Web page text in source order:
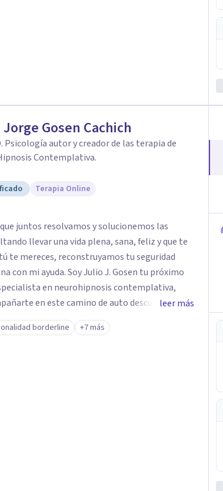
Gosen Cachich
Psicología autor y creador de las terapia de
Contemplativa.
Terapia Online
juntos resolvamos y solucionemos las
llevar una vida plena, sana, feliz y que te
te mereces, reconstruyamos tu seguridad
J. Gosen tu próximo
en neurohipnosis contemplativa,
en este camino de auto descubrimiento
todo aquello que nos impiden avanzar y ser
a tu sanidad. DFisponible y atento a tu
leer más
borderline +7 más